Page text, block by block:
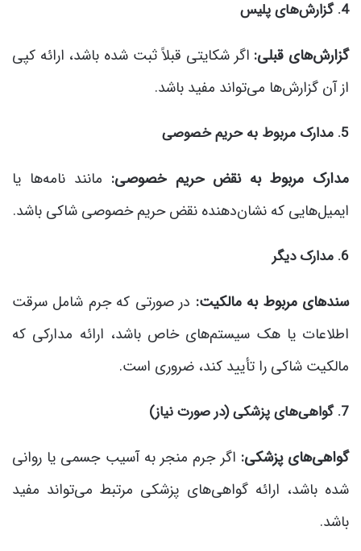
4. گزارش‌های پلیس
گزارش‌های قبلی: اگر شکایتی قبلاً ثبت شده باشد، ارائه کپی
از آن گزارش‌ها می‌تواند مفید باشد.
5. مدارک مربوط به حریم خصوصی
مدارک مربوط به نقض حریم خصوصی: مانند نامه‌ها یا
ایمیل‌هایی که نشان‌دهنده نقض حریم خصوصی شاکی باشد.
6. مدارک دیگر
سندهای مربوط به مالکیت: در صورتی که جرم شامل سرقت
اطلاعات یا هک سیستم‌های خاص باشد، ارائه مدارکی که
مالکیت شاکی را تأیید کند، ضروری است.
7. گواهی‌های پزشکی (در صورت نیاز)
گواهی‌های پزشکی: اگر جرم منجر به آسیب جسمی یا روانی
شده باشد، ارائه گواهی‌های پزشکی مرتبط می‌تواند مفید
باشد.